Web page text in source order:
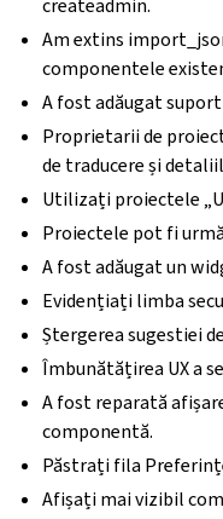
createadmin.
Am extins
componentele
A fost adăugat
Proprietarii de
de traducere și
Utilizați proiectele
Proiectele pot fi
A fost adăugat un
Evidențiați limba
Ștergerea sugestiei
Îmbunătățirea UX a
A fost reparată
componentă.
Păstrați fila
Afișați mai vizibil